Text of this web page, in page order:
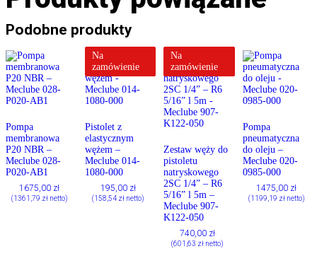
Podobne produkty
Pompa
membranowa
P20 NBR –
Meclube 028-
P020-AB1
1675,00 zł
(1361,79 złnetto)
Na
zamówienie
Pistolet z
elastycznym
wężem –
Meclube 014-
1080-000
195,00 zł
(158,54 zł netto)
Na
zamówienie
Zestaw węży do
pistoletu
natryskowego
2SC 1/4” – R6
5/16” l 5m –
Meclube 907-
K122-050
740,00 zł
(601,63 złnetto)
Pompa
pneumatyczna
do oleju –
Meclube 020-
0985-000
1475,00 zł
(1199,19 złnetto)